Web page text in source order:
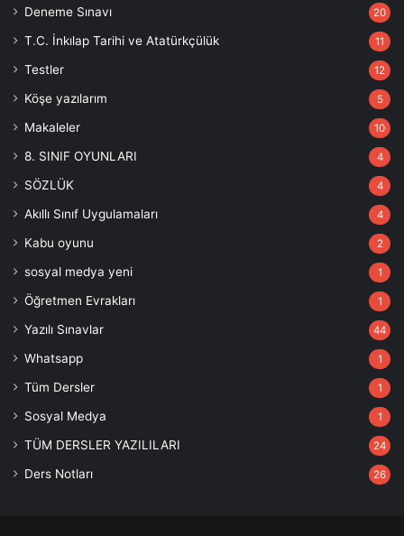
Deneme Sınavı 20
T.C. İnkılap Tarihi ve Atatürkçülük 11
Testler 12
Köşe yazılarım 5
Makaleler 10
8. SINIF OYUNLARI 4
SÖZLÜK 4
Akıllı Sınıf Uygulamaları 4
Kabu oyunu 2
sosyal medya yeni 1
Öğretmen Evrakları 1
Yazılı Sınavlar 44
Whatsapp 1
Tüm Dersler 1
Sosyal Medya 1
TÜM DERSLER YAZILILARI 24
Ders Notları 26